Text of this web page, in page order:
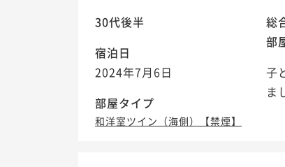
30代後半
宿泊日
2024年7月6日
部屋タイプ
和洋室ツイン（海側）【禁煙】
総
部
子
ま